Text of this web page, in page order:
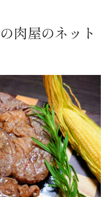
肉屋のネット